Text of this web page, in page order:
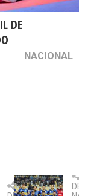
DE
NACIONAL
Copa